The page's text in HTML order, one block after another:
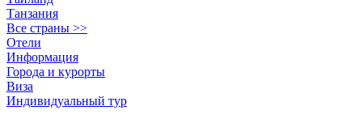
Танзания
Все страны >>
Отели
Информация
Города и курорты
Виза
Индивидуальный тур